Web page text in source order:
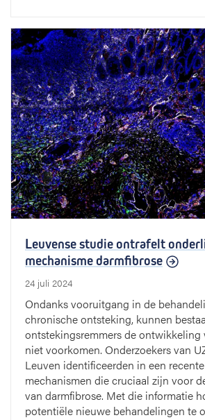
Leuvense studie ontrafelt
mechanisme darmfibrose
24 juli 2024
Ondanks vooruitgang in de
chronische ontsteking, kunnen
ontstekingsremmers de ontwikkeling
niet voorkomen. Onderzoekers van
Leuven identificeerden in een
mechanismen die cruciaal zijn voor
van darmfibrose. Met die informatie
potentiële nieuwe behandelingen te